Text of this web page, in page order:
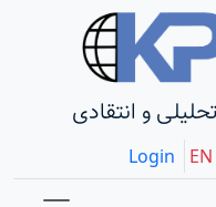
و انتقادی
Login EN